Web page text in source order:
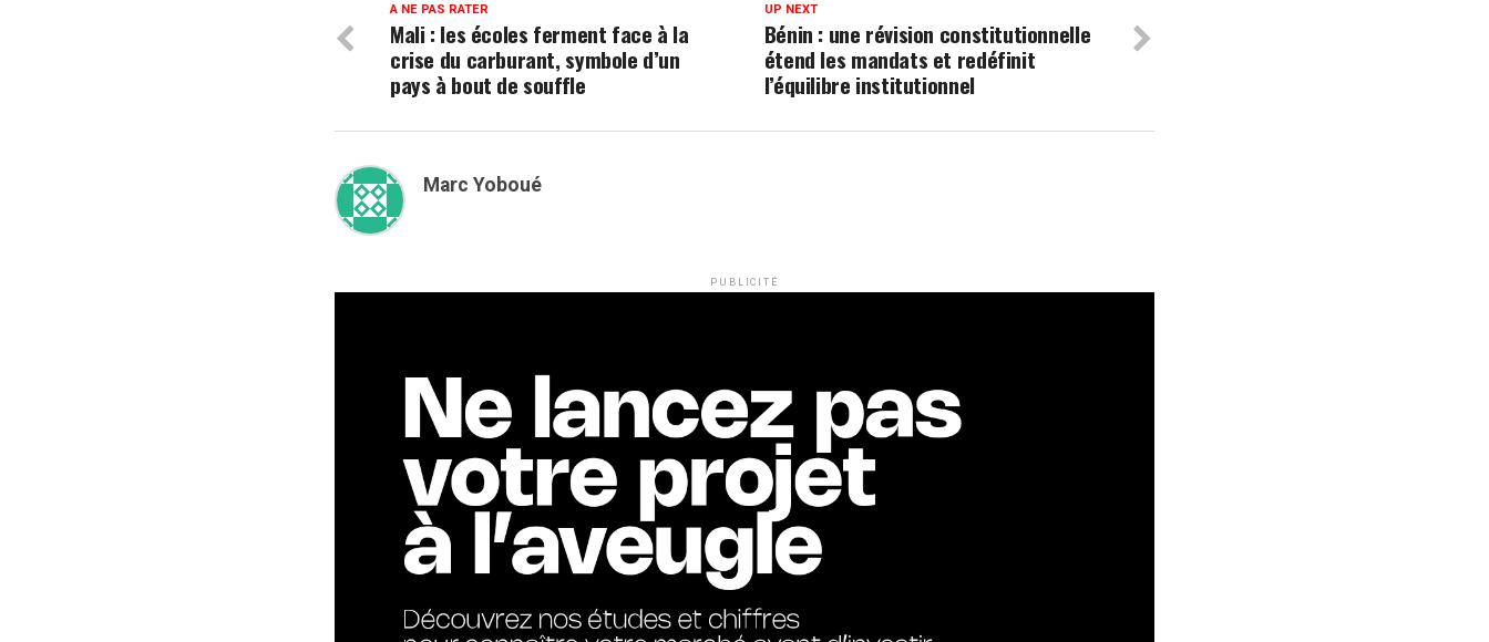
UP NEXT
Bénin : une révision constitutionnelle
étend les mandats et redéfinit
l’équilibre institutionnel
A NE PAS RATER
Mali : les écoles ferment face à la
crise du carburant, symbole d’un
pays à bout de souffle
Marc Yoboué
PUBLICITÉ